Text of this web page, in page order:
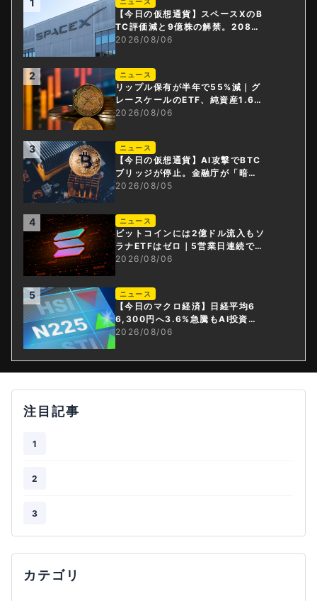
1
【今日の仮想通貨】スペースXのB
TC評価減と9億株の解禁。208億
円相当のBTCが盗難
2026/08/06
2 ニュース
リップル保有が半年で55%減｜グ
レースケールのETF、純資産1.6億
ドル減
2026/08/06
3 ニュース
【今日の仮想通貨】AI攻撃でBTC
ブリッジが停止。金融庁が「暗号
資産・ステーブルコイン課」新設
2026/08/05
4 ニュース
ビットコインには2億ドル流入もソ
ラナETFはゼロ｜5営業日連続で停
止
2026/08/06
5 ニュース
【今日のマクロ経済】日経平均6
6,300円へ3.6%急騰もAI投資回
収懸念が再燃
2026/08/06
注目記事
1
2
3
カテゴリ